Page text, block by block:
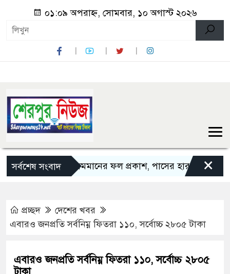
০১:০৯ অপরাহ্ন, সোমবার, ১০ অগাস্ট ২০২৬
সর্বশেষ সংবাদ
এসএসসি ও সমমানের ফল প্রকাশ, পাসের হার ৬২.২৫ শতাংশ
×
প্রচ্ছদ
দেশের খবর
এবারও জনপ্রতি সর্বনিম্ন ফিতরা ১১০, সর্বোচ্চ ২৮০৫ টাকা
এবারও জনপ্রতি সর্বনিম্ন ফিতরা ১১০, সর্বোচ্চ ২৮০৫